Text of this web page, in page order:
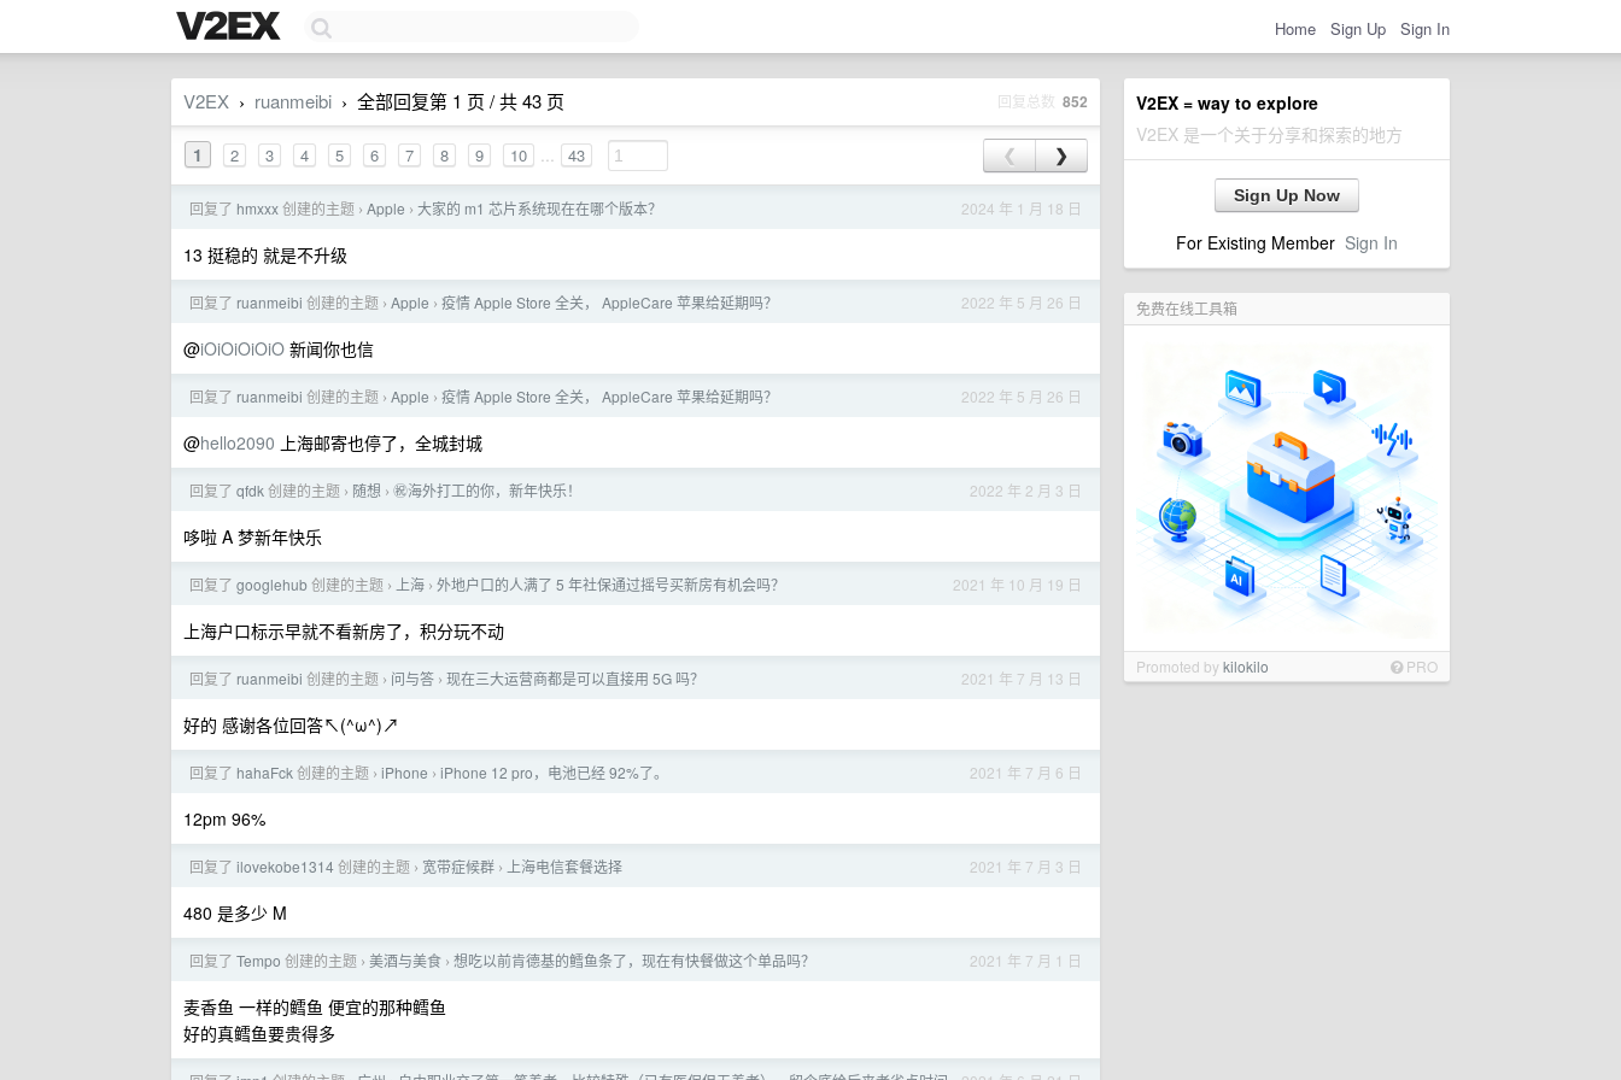
Home Sign Up Sign In
V2EX = way to explore
V2EX 是一个关于分享和探索的地方
Sign Up Now
For Existing Member Sign In
免费在线工具箱
Promoted bykilokilo PRO
V2EX › ruanmeibi › 全部回复第 1 页 / 共 43 页 回复总数 852
1 2 3 4 5 6 7 8 9 10 ... 43 ❮ ❯
2024 年 1 月 18 日
回复了 hmxxx创建的主题 › Apple › 大家的 m1 芯片系统现在在哪个版本？
13 挺稳的 就是不升级
2022 年 5 月 26 日
回复了 ruanmeibi 创建的主题 › Apple › 疫情 Apple Store 全关， AppleCare 苹果给延期吗？
@iOiOiOiOiO 新闻你也信
2022 年 5 月 26 日
回复了 ruanmeibi 创建的主题 › Apple › 疫情 Apple Store 全关， AppleCare 苹果给延期吗？
@hello2090 上海邮寄也停了，全城封城
2022 年 2 月 3 日
回复了 qfdk创建的主题 › 随想 › ㊗️海外打工的你，新年快乐！
哆啦 A 梦新年快乐
2021 年 10 月 19 日
回复了 googlehub创建的主题 › 上海 › 外地户口的人满了 5 年社保通过摇号买新房有机会吗？
上海户口标示早就不看新房了，积分玩不动
2021 年 7 月 13 日
回复了 ruanmeibi 创建的主题 › 问与答 › 现在三大运营商都是可以直接用 5G 吗？
好的 感谢各位回答↖(^ω^)↗
2021 年 7 月 6 日
回复了 hahaFck创建的主题 › iPhone › iPhone 12 pro，电池已经 92%了。
12pm 96%
2021 年 7 月 3 日
回复了 ilovekobe1314创建的主题 › 宽带症候群 › 上海电信套餐选择
480 是多少 M
2021 年 7 月 1 日
回复了 Tempo 创建的主题 › 美酒与美食 › 想吃以前肯德基的鳕鱼条了，现在有快餐做这个单品吗？
麦香鱼 一样的鳕鱼 便宜的那种鳕鱼
好的真鳕鱼要贵得多